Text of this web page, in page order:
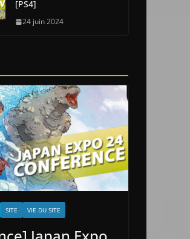
[PS4]
24 juin 2024
SITE VIE DU SITE